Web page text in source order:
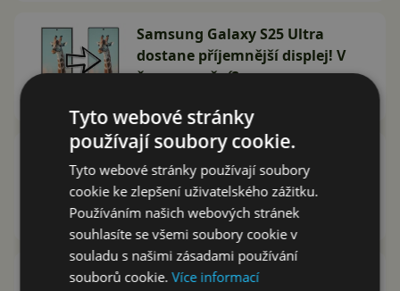
Samsung Galaxy S25 Ultra
dostane příjemnější displej! V
čem se změní?
Samsung hraje na jistotu:
Odhalena kapacita baterie
Galaxy S25 Ultra
Libor Foltýnek19.8.2024
Tipér na X naznačuje velkou
Tyto webové stránky
používají soubory cookie.
Tyto webové stránky používají soubory
cookie ke zlepšení uživatelského zážitku.
Používáním našich webových stránek
souhlasíte se všemi soubory cookie v
souladu s našimi zásadami používání
souborů cookie.Více informací